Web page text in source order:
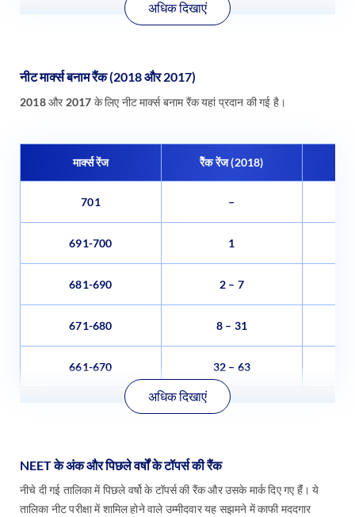
अधिक दिखाएं
नीट मार्क्स बनाम रैंक (2018 और 2017)
2018 और 2017 के लिए नीट मार्क्स बनाम रैंक यहां प्रदान की गई है।
मार्क्स रेंज रैेंक रेंज (2018)
701 –
691-700 1
681-690 2 – 7
671-680 8 – 31
661-670 32 – 63
अधिक दिखाएं
NEET के अंक और पिछले वर्षों के टॉपर्स की रैंक
नीचे दी गई तालिका में पिछले वर्षो के टॉपर्स की रैंक और उसके मार्क दिए गए हैंं। ये
तालिका नीट परीक्षा में शामिल होने वाले उम्मीदवार यह सझमने में काफी मददगार